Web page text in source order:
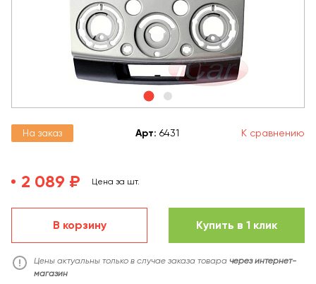
На заказ Арт: 6431 К сравнению
2 089 ₽ Цена за шт.
В корзину Купить в 1 клик
Цены актуальны только в случае заказа товара через интернет-
магазин